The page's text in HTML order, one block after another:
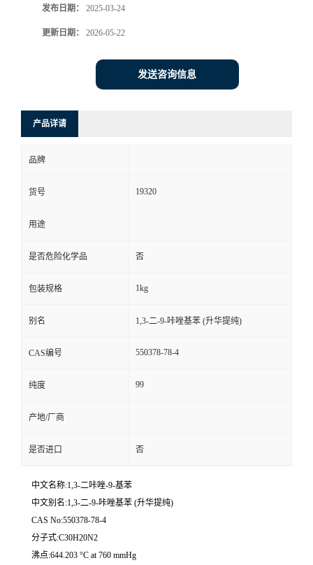
发布日期： 2025-03-24
更新日期： 2026-05-22
发送咨询信息
产品详请
品牌
货号 19320
用途
是否危险化学品 否
包装规格 1kg
别名 1,3-二-9-咔唑基苯 (升华提纯)
CAS编号 550378-78-4
纯度 99
产地/厂商
是否进口 否
中文名称:1,3-二咔唑-9-基苯
中文别名:1,3-二-9-咔唑基苯 (升华提纯)
CAS No:550378-78-4
分子式:C30H20N2
沸点:644.203 °C at 760 mmHg